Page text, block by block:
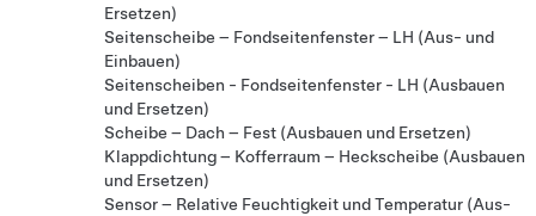
Ersetzen)
Seitenscheibe – Fondseitenfenster – LH (Aus- und
Einbauen)
Seitenscheiben - Fondseitenfenster - LH (Ausbauen
und Ersetzen)
Scheibe – Dach – Fest (Ausbauen und Ersetzen)
Klappdichtung – Kofferraum – Heckscheibe (Ausbauen
und Ersetzen)
Sensor – Relative Feuchtigkeit und Temperatur (Aus-